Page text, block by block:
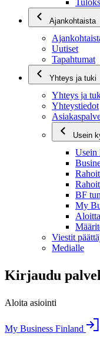
Ajankohtaista
Uutiset
Tapahtumat
Yhteys ja tuki
Yhteys ja
Yhteystiedot
Usein
Usein
BF
My
Viestit
Medialle
Kirjaudu
Aloita asiointi
My Business Finland